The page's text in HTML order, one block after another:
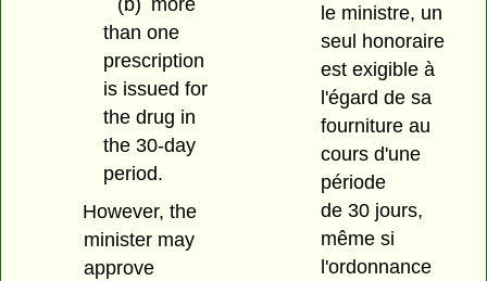
(b) more
than one
prescription
is issued for
the drug in
the 30-day
period.
However, the
minister may
approve
le ministre, un
seul honoraire
est exigible à
l'égard de sa
fourniture au
cours d'une
période
de 30 jours,
même si
l'ordonnance